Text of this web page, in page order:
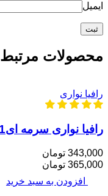
ایمیل
محصولات مرتبط
رافیا نواری
رافیا نواری سرمه ایG41
343,000 تومان
365,000 تومان
افزودن به سبد خرید